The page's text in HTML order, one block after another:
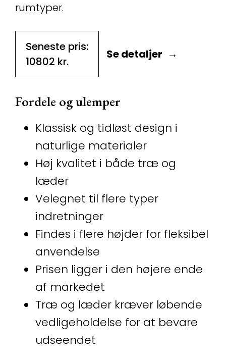
rumtyper.
Fordele og ulemper
Klassisk og tidløst design i
naturlige materialer
Høj kvalitet i både træ og
læder
Velegnet til flere typer
indretninger
Findes i flere højder for fleksibel
anvendelse
Prisen ligger i den højere ende
af markedet
Træ og læder kræver løbende
vedligeholdelse for at bevare
udseendet
Seneste pris:
10802 kr.
Se detaljer